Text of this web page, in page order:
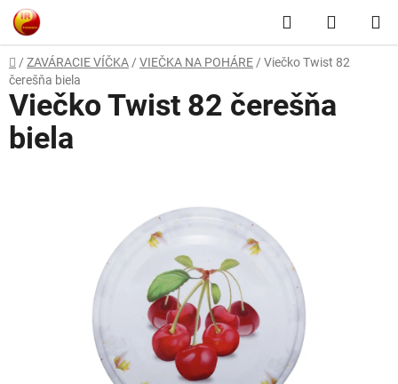
Prejsť
na
obsah
Hľadať
KOŠÍK
Domov
/ ZAVÁRACIE VÍČKA / VIEČKA NA POHÁRE / Viečko Twist 82
čerešňa biela
Viečko Twist 82 čerešňa
biela